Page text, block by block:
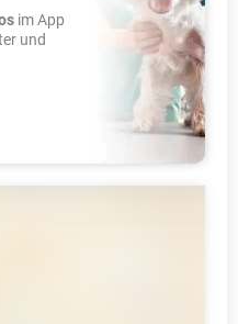
im App
und